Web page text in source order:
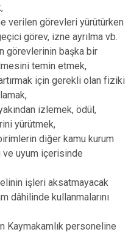
verilen görevleri yürütürken
görev, izne ayrılma vb.
görevlerinin başka bir
temin etmek,
için gerekli olan fiziki
izlemek, ödül,
yürütmek,
diğer kamu kurum
ve uyum içerisinde
işleri aksatmayacak
dâhilinde kullanmalarını
personeline